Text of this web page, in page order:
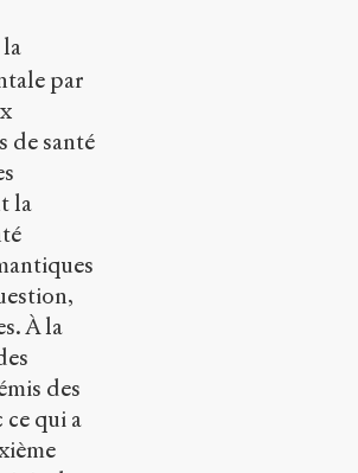
par
de santé
la
À la
des
ce qui a